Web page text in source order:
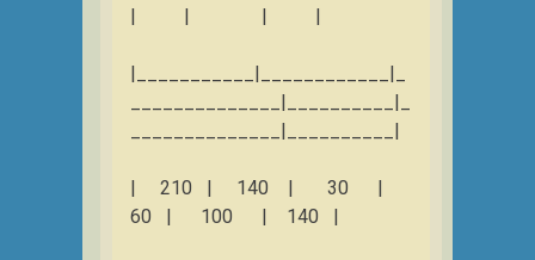
| | | |
|___________|____________|_
______________|__________|_
______________|__________|
| 210 | 140 | 30 |
60 | 100 | 140 |